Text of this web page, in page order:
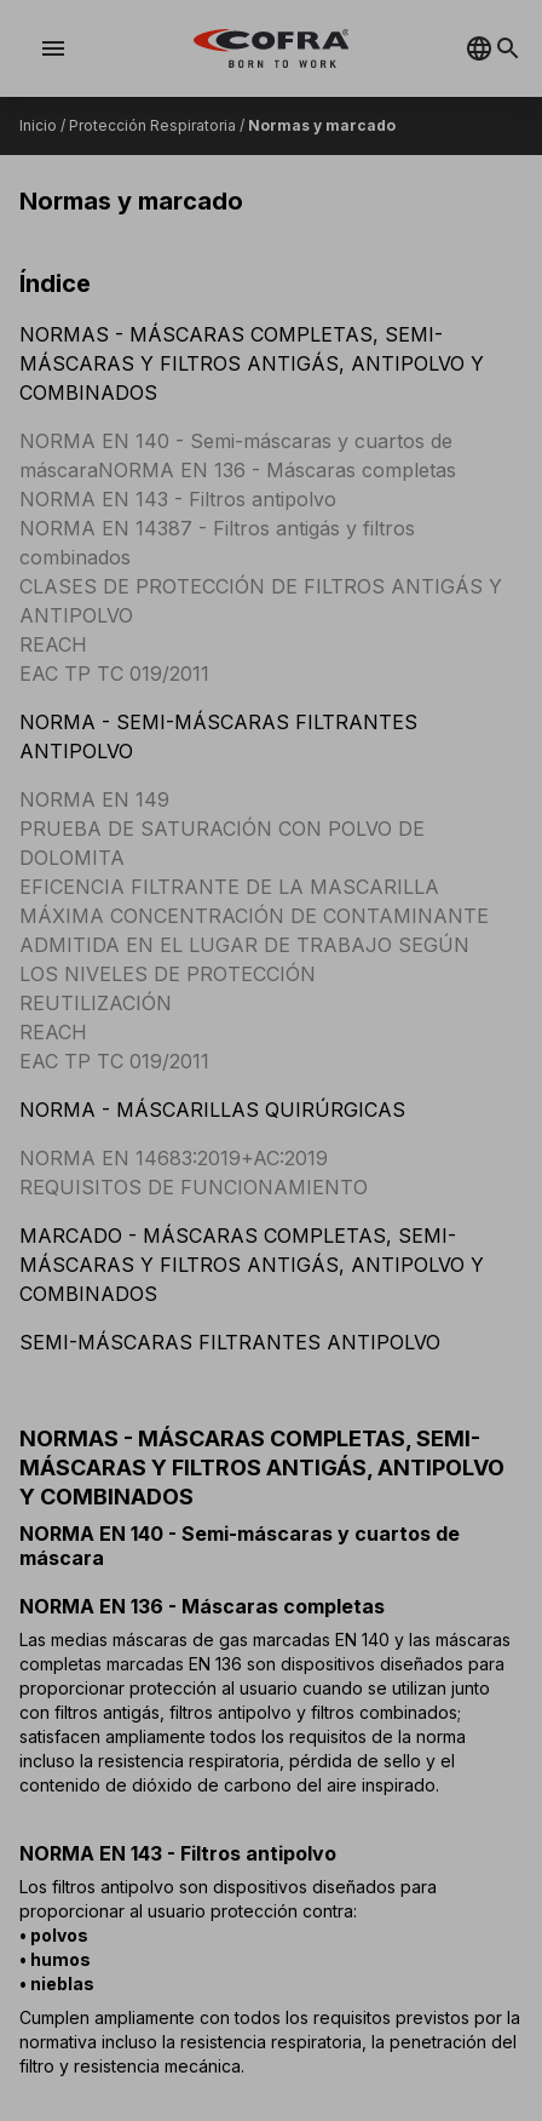
menu
Inicio / Protección Respiratoria / Normas y marcado
Normas y marcado
Índice
NORMAS - MÁSCARAS COMPLETAS, SEMI-
MÁSCARAS Y FILTROS ANTIGÁS, ANTIPOLVO Y
COMBINADOS
NORMA EN 140 - Semi-máscaras y cuartos de
máscaraNORMA EN 136 - Máscaras completas
NORMA EN 143 - Filtros antipolvo
NORMA EN 14387 - Filtros antigás y filtros
combinados
CLASES DE PROTECCIÓN DE FILTROS ANTIGÁS Y
ANTIPOLVO
REACH
EAC TP TC 019/2011
NORMA - SEMI-MÁSCARAS FILTRANTES
ANTIPOLVO
NORMA EN 149
PRUEBA DE SATURACIÓN CON POLVO DE
DOLOMITA
EFICENCIA FILTRANTE DE LA MASCARILLA
MÁXIMA CONCENTRACIÓN DE CONTAMINANTE
ADMITIDA EN EL LUGAR DE TRABAJO SEGÚN
LOS NIVELES DE PROTECCIÓN
REUTILIZACIÓN
REACH
EAC TP TC 019/2011
NORMA - MÁSCARILLAS QUIRÚRGICAS
NORMA EN 14683:2019+AC:2019
REQUISITOS DE FUNCIONAMIENTO
MARCADO - MÁSCARAS COMPLETAS, SEMI-
MÁSCARAS Y FILTROS ANTIGÁS, ANTIPOLVO Y
COMBINADOS
SEMI-MÁSCARAS FILTRANTES ANTIPOLVO
NORMAS - MÁSCARAS COMPLETAS, SEMI-
MÁSCARAS Y FILTROS ANTIGÁS, ANTIPOLVO
Y COMBINADOS
NORMA EN 140 - Semi-máscaras y cuartos de
máscara
NORMA EN 136 - Máscaras completas
Las medias máscaras de gas marcadas EN 140 y las máscaras
completas marcadas EN 136 son dispositivos diseñados para
proporcionar protección al usuario cuando se utilizan junto
con filtros antigás, filtros antipolvo y filtros combinados;
satisfacen ampliamente todos los requisitos de la norma
incluso la resistencia respiratoria, pérdida de sello y el
contenido de dióxido de carbono del aire inspirado.
NORMA EN 143 - Filtros antipolvo
Los filtros antipolvo son dispositivos diseñados para
proporcionar al usuario protección contra:
• polvos
• humos
• nieblas
Cumplen ampliamente con todos los requisitos previstos por la
normativa incluso la resistencia respiratoria, la penetración del
filtro y resistencia mecánica.